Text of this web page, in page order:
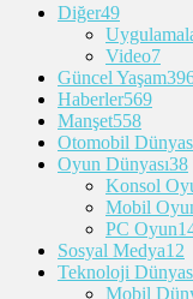
Diğer49
Video7
Güncel Yaşam
Haberler569
Manşet558
Otomobil
Oyun Dünyası38
Konsol
Mobil
PC Oyun
Sosyal Medya12
Teknoloji
Mobil